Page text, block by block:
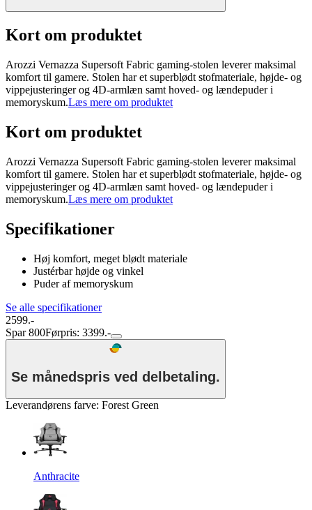
Kort om produktet
Arozzi Vernazza Supersoft Fabric gaming-stolen leverer maksimal
komfort til gamere. Stolen har et superblødt stofmateriale, højde- og
vippejusteringer og 4D-armlæn samt hoved- og lændepuder i
memoryskum.Læs mere om produktet
Kort om produktet
Arozzi Vernazza Supersoft Fabric gaming-stolen leverer maksimal
komfort til gamere. Stolen har et superblødt stofmateriale, højde- og
vippejusteringer og 4D-armlæn samt hoved- og lændepuder i
memoryskum.Læs mere om produktet
Specifikationer
Høj komfort, meget blødt materiale
Justérbar højde og vinkel
Puder af memoryskum
Se alle specifikationer
2599.-
Spar 800Førpris: 3399.-
Se månedspris ved delbetaling.
Leverandørens farve: Forest Green
Anthracite